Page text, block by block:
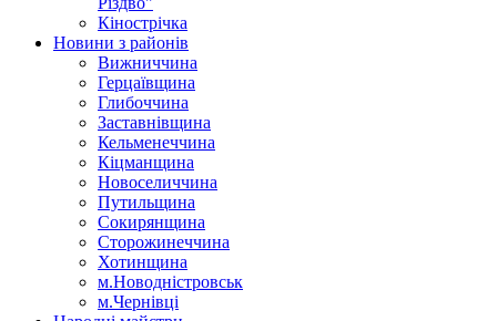
Кінострічка
Новини з районів
Вижниччина
Герцаївщина
Глибоччина
Заставнівщина
Кельменеччина
Кіцманщина
Новоселиччина
Путильщина
Сокирянщина
Сторожинеччина
Хотинщина
м.Новодністровськ
м.Чернівці